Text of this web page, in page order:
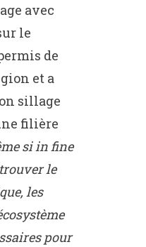
avec
le
de
et a
sillage
filière
si in fine
le
les
pour